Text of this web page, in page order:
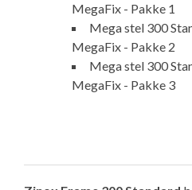
MegaFix - Pakke 1
Mega stel 300
MegaFix - Pakke 2
Mega stel 300
MegaFix - Pakke 3